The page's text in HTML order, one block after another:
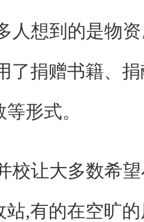
人想到的是物
了捐赠书籍、
形式。
校让大多数希
站,有的在空旷